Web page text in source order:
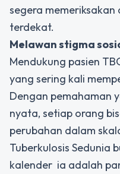
segera
terdekat.
Melawan stigma
Mendukung pasien
yang sering kali
Dengan pemahaman
nyata, setiap orang
perubahan dalam
Tuberkulosis Sedunia
kalender ia adalah